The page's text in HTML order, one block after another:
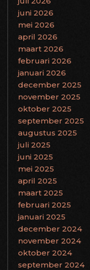
juni 2026
mei 2026
april 2026
maart 2026
februari 2026
januari 2026
december 2025
november 2025
oktober 2025
september 2025
augustus 2025
juli 2025
juni 2025
mei 2025
april 2025
maart 2025
februari 2025
januari 2025
december 2024
november 2024
oktober 2024
september 2024